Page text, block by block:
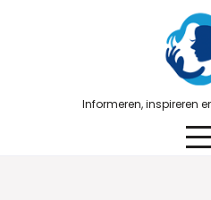
Informeren, inspireren